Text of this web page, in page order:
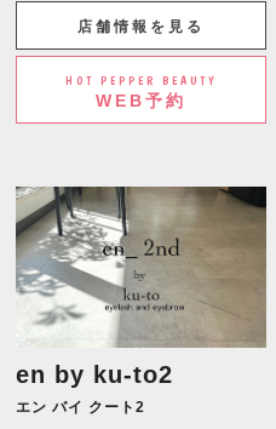
店舗情報を見る
HOT PEPPER BEAUTY
WEB予約
en by ku-to2
エン バイ クート2